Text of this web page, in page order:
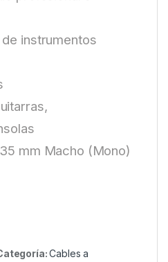
instrumentos
mm Macho (Mono)
Cables a